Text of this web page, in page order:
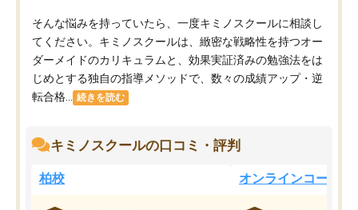
そんな悩みを持っていたら、一度キミノスクールに相談し
てください。キミノスクールは、緻密な戦略性を持つオー
ダーメイドのカリキュラムと、効果実証済みの勉強法をは
じめとする独自の指導メソッドで、数々の成績アップ・逆
転合格...
続きを読む
キミノスクールの口コミ・評判
柏校 オンラインコース